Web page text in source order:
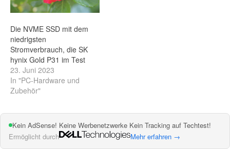
Die NVME SSD mit dem
niedrigsten
Stromverbrauch, die SK
hynix Gold P31 im Test
23. Juni 2023
In "PC-Hardware und
Zubehör"
Kein AdSense! Keine Werbenetzwerke Kein Tracking auf Techtest!
Ermöglicht durch
Mehr erfahren →